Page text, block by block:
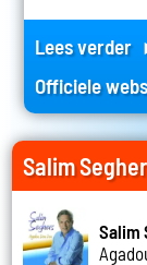
Lees verder
Officiele
Salim
Salim